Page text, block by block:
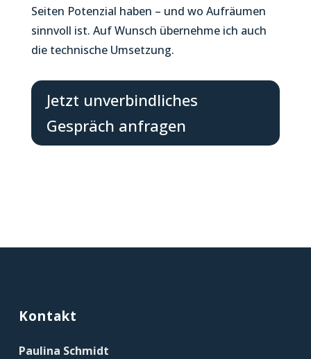
Seiten Potenzial haben – und wo Aufräumen
sinnvoll ist. Auf Wunsch übernehme ich auch
die technische Umsetzung.
Jetzt unverbindliches
Gespräch anfragen
Kontakt
Paulina Schmidt